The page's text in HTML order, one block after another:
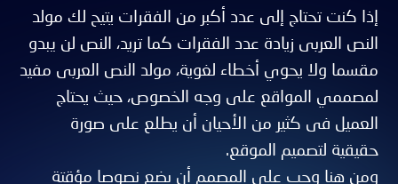
إذا كنت تحتاج إلى عدد أكبر من الفقرات يتيح لك مولد
النص العربى زيادة عدد الفقرات كما تريد، النص لن يبدو
مقسما ولا يحوي أخطاء لغوية، مولد النص العربى مفيد
لمصممي المواقع على وجه الخصوص، حيث يحتاج
العميل فى كثير من الأحيان أن يطلع على صورة
حقيقية لتصميم الموقع.
ومن هنا وجب على المصمم أن يضع نصوصا مؤقتة